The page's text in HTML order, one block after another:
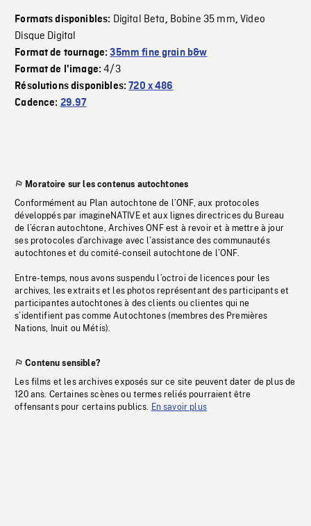
Formats disponibles: Digital Beta, Bobine 35 mm,Video
Disque Digital
Format de tournage:35mm fine grain b&w
Format de l'image:4/3
Résolutions disponibles:720 x 486
Cadence: 29.97
Moratoire sur les contenus autochtones
Conformément au Plan autochtone de l’ONF, aux protocoles
développés par imagineNATIVE et aux lignes directrices du Bureau
de l’écran autochtone, Archives ONF est à revoir et à mettre à jour
ses protocoles d’archivage avec l’assistance des communautés
autochtones et du comité-conseil autochtone de l’ONF.
Entre-temps, nous avons suspendu l’octroi de licences pour les
archives, les extraits et les photos représentant des participants et
participantes autochtones à des clients ou clientes qui ne
s’identifient pas comme Autochtones (membres des Premières
Nations, Inuit ou Métis).
Contenu sensible?
Les films et les archives exposés sur ce site peuvent dater de plus de
120 ans. Certaines scènes ou termes reliés pourraient être
offensants pour certains publics. En savoir plus